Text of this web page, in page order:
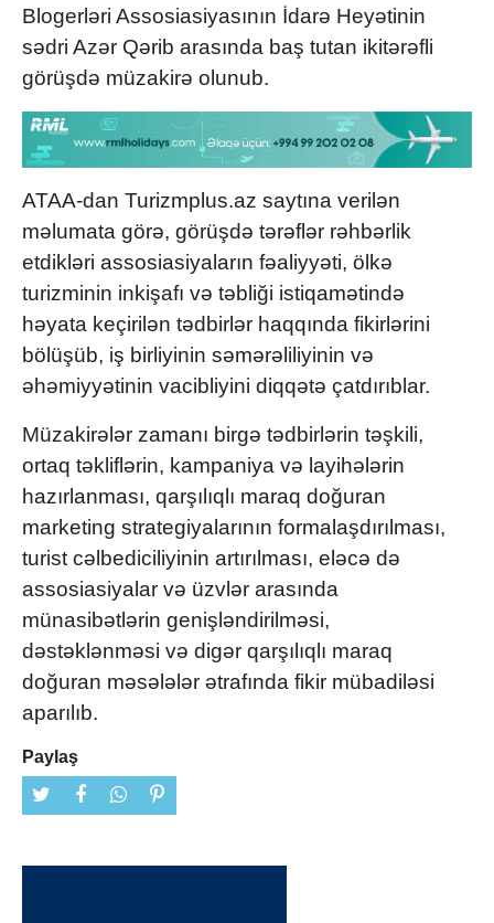
Blogerləri Assosiasiyasının İdarə Heyətinin
sədri Azər Qərib arasında baş tutan ikitərəfli
görüşdə müzakirə olunub.
ATAA-dan Turizmplus.az saytına verilən
məlumata görə, görüşdə tərəflər rəhbərlik
etdikləri assosiasiyaların fəaliyyəti, ölkə
turizminin inkişafı və təbliği istiqamətində
həyata keçirilən tədbirlər haqqında fikirlərini
bölüşüb, iş birliyinin səmərəliliyinin və
əhəmiyyətinin vacibliyini diqqətə çatdırıblar.
Müzakirələr zamanı birgə tədbirlərin təşkili,
ortaq təkliflərin, kampaniya və layihələrin
hazırlanması, qarşılıqlı maraq doğuran
marketing strategiyalarının formalaşdırılması,
turist cəlbediciliyinin artırılması, eləcə də
assosiasiyalar və üzvlər arasında
münasibətlərin genişləndirilməsi,
dəstəklənməsi və digər qarşılıqlı maraq
doğuran məsələlər ətrafında fikir mübadiləsi
aparılıb.
Paylaş